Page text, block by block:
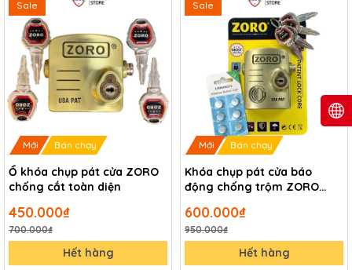
Sale
Mới Bán chạy
Ổ khóa chụp pát cửa ZORO
chống cắt toàn diện
450.000₫
700.000₫
Hết hàng
Sale
Mới Bán chạy
Khóa chụp pát cửa báo
động chống trộm ZORO
600.000₫
950.000₫
Hết hàng